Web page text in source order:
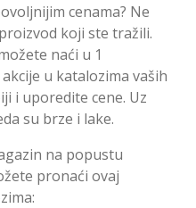
cenama? Ne
koji ste tražili.
naći u 1
u katalozima vaših
i uporedite cene. Uz
su brze i lake.
na popustu
pronaći ovaj